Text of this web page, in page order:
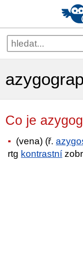
Co je
(vena) (ř.
rtg kontrastní